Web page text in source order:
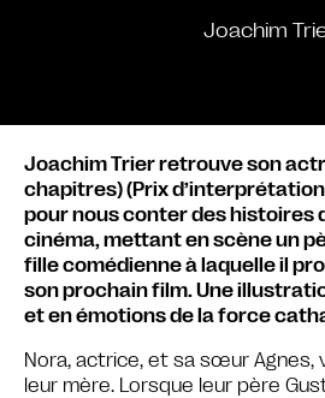
Joachim
Joachim Trier retrouve son
chapitres) (Prix
pour nous conter des histoires
cinéma, mettant en scène un
fille comédienne à laquelle il
son prochain film. Une
et en émotions de la force
Nora, actrice, et sa sœur Agnes,
leur mère. Lorsque leur père